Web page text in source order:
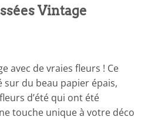
Vintage
avec de vraies fleurs ! Ce
sur du beau papier épais,
d’été qui ont été
touche unique à votre déco